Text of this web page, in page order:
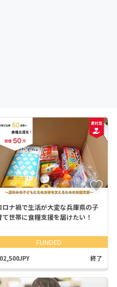
ロナ禍で生活が大変な兵庫県の子
て世帯に食糧支援を届けたい！
FUNDED
終了